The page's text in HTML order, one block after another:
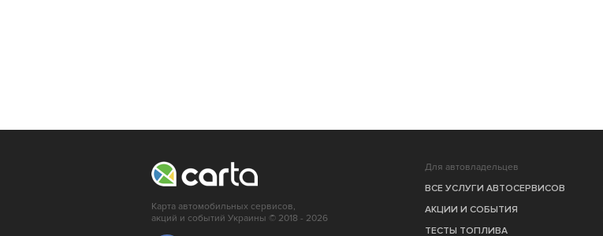
Карта автомобильных сервисов,
акций и событий Украины © 2018 - 2026
Для автовладельцев
ВСЕ УСЛУГИ АВТОСЕРВИСОВ
АКЦИИ И СОБЫТИЯ
ТЕСТЫ ТОПЛИВА